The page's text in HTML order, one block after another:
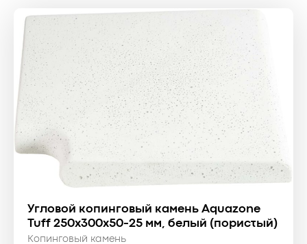
Угловой копинговый камень Aquazone
Tuff 250x300x50-25 мм, белый (пористый)
Копинговый камень